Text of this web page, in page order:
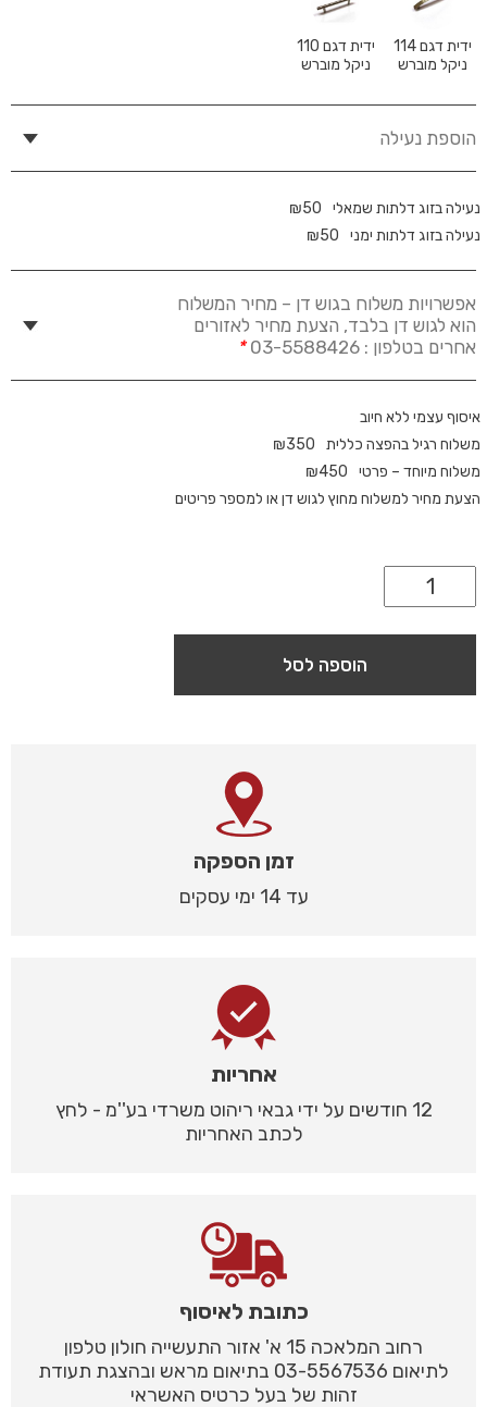
ידית דגם 114
ניקל מוברש
ידית דגם 110
ניקל מוברש
הוספת נעילה
נעילה בזוג דלתות שמאלי ₪50
נעילה בזוג דלתות ימני
₪50
אפשרויות משלוח בגוש דן – מחיר המשלוח
הוא לגוש דן בלבד, הצעת מחיר לאזורים
אחרים בטלפון : 03-5588426
*
איסוף עצמי ללא חיוב
משלוח רגיל בהפצה כללית
₪350
משלוח מיוחד – פרטי
₪450
הצעת מחיר למשלוח מחוץ לגוש דן או למספר פריטים
הוספה לסל
זמן הספקה
עד 14 ימי עסקים
אחריות
12 חודשים על ידי גבאי ריהוט משרדי בע''מ - לחץ
לכתב האחריות
כתובת לאיסוף
רחוב המלאכה 15 א' אזור התעשייה חולון טלפון
לתיאום 03-5567536 בתיאום מראש ובהצגת תעודת
זהות של בעל כרטיס האשראי